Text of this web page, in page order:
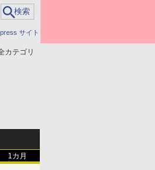
サイト
カテゴリ
1カ月